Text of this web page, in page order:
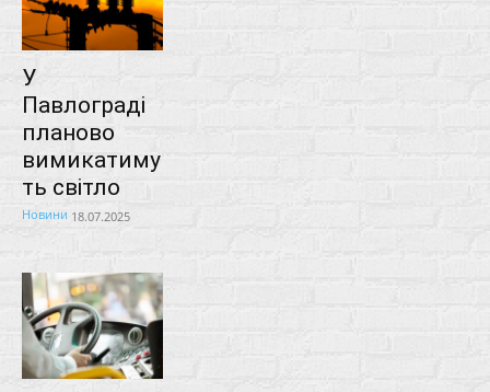
У
Павлограді
планово
вимикатиму
ть світло
Новини 18.07.2025